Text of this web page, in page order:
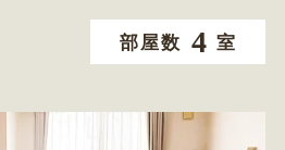
部屋数 4 室